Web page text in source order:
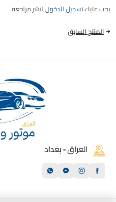
يجب عليكتسجيل الدخوللنشر مراجعة.
المنتج السابق
العراق - بغداد